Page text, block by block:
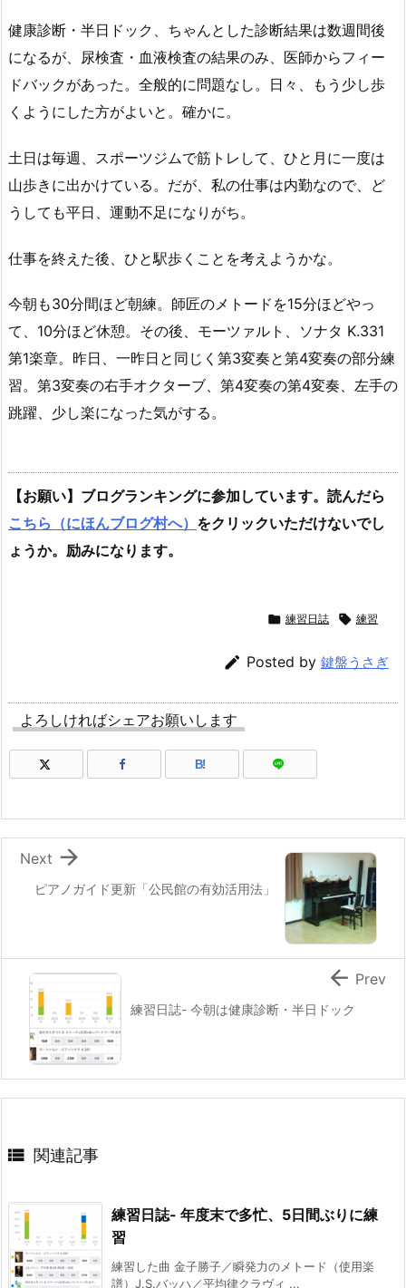
健康診断・半日ドック、ちゃんとした診断結果は数週間後
になるが、尿検査・血液検査の結果のみ、医師からフィー
ドバックがあった。全般的に問題なし。日々、もう少し歩
くようにした方がよいと。確かに。
土日は毎週、スポーツジムで筋トレして、ひと月に一度は
山歩きに出かけている。だが、私の仕事は内勤なので、ど
うしても平日、運動不足になりがち。
仕事を終えた後、ひと駅歩くことを考えようかな。
今朝も30分間ほど朝練。師匠のメトードを15分ほどやっ
て、10分ほど休憩。その後、モーツァルト、ソナタ K.331
第1楽章。昨日、一昨日と同じく第3変奏と第4変奏の部分練
習。第3変奏の右手オクターブ、第4変奏の第4変奏、左手の
跳躍、少し楽になった気がする。
【お願い】ブログランキングに参加しています。読んだら
こちら（にほんブログ村へ） をクリックいただけないでし
ょうか。励みになります。
 練習日誌  練習
 Posted by 鍵盤うさぎ
よろしければシェアお願いします
B!
ピアノガイド更新「公民館の有効活用法」

Next
練習日誌- 今朝は健康診断・半日ドック
 Prev
 関連記事
練習日誌- 年度末で多忙、5日間ぶりに練
習
練習した曲 金子勝子／瞬発力のメトード（使用楽
譜）J.S.バッハ／平均律クラヴィ ...